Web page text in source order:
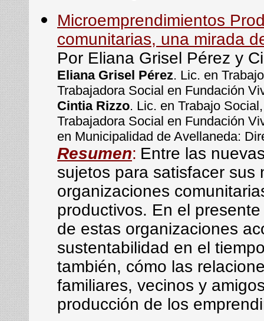
Microemprendimientos
comunitarias, una mirada
Por Eliana Grisel Pérez y
Eliana Grisel Pérez. Lic. en
Trabajadora Social en Fundación
Cintia Rizzo. Lic. en Trabajo
Trabajadora Social en Fundación
en Municipalidad de Avellaneda:
Resumen: Entre las
sujetos para satisfacer sus
organizaciones
productivos. En el
de estas organizaciones
sustentabilidad en el
también, cómo las
familiares, vecinos y
producción de los